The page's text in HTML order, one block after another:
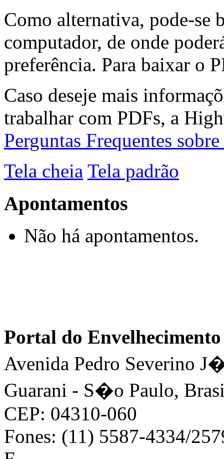
Como alternativa, pode-se
computador, de onde
preferência. Para baixar o
Caso deseje mais
trabalhar com PDFs, a
Perguntas Frequentes
Tela cheia Tela padrão
Apontamentos
Não há apontamentos.
Portal do
Avenida Pedro Severino
Guarani - S�o Paulo,
CEP: 04310-060
Fones: (11) 5587-4334/